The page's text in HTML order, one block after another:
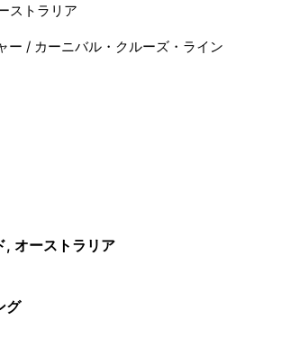
ストラリア
ー / カーニバル・クルーズ・ライン
, オーストラリア
グ